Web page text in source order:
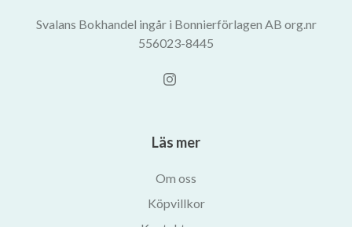
Svalans Bokhandel ingår i Bonnierförlagen AB org.nr
556023-8445
Läs mer
Om oss
Köpvillkor